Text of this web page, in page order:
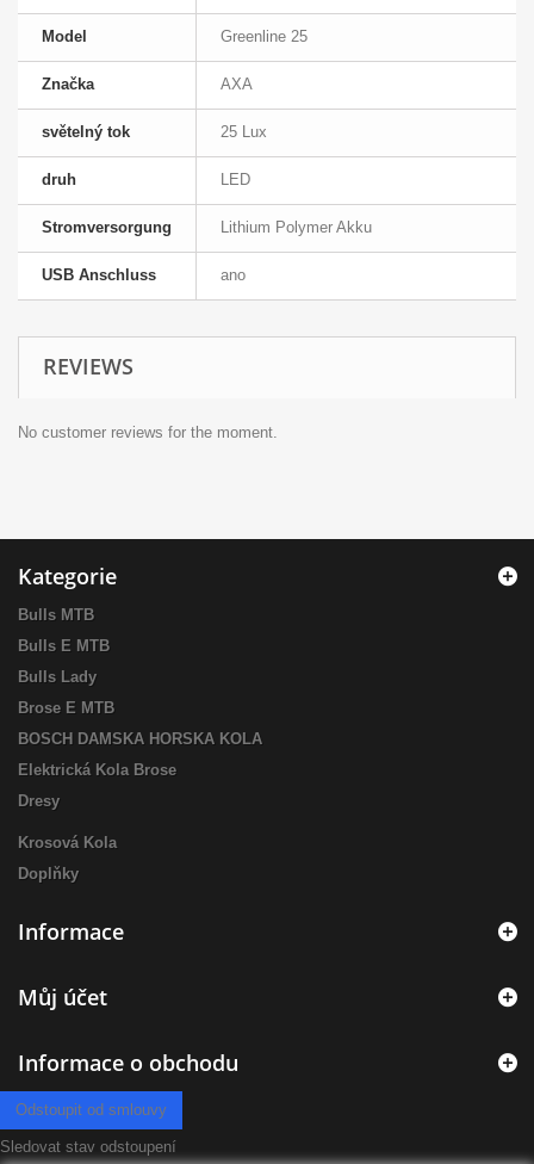
Model Greenline 25
Značka AXA
světelný tok 25 Lux
druh LED
Stromversorgung Lithium Polymer Akku
USB Anschluss ano
REVIEWS
No customer reviews for the moment.
Kategorie
Bulls MTB
Bulls E MTB
Bulls Lady
Brose E MTB
BOSCH DAMSKA HORSKA KOLA
Elektrická Kola Brose
Dresy
Krosová Kola
Doplňky
Informace
Můj účet
Informace o obchodu
Odstoupit od smlouvy
Sledovat stav odstoupení